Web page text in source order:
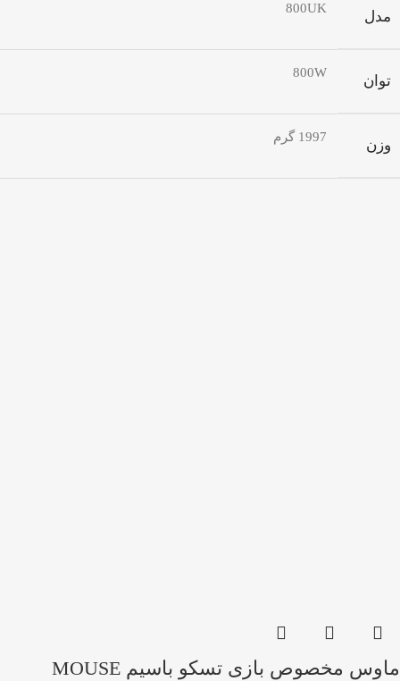
مدل 800UK
توان 800W
وزن 1997 گرم
ماوس مخصوص بازی تسکو باسیم MOUSE